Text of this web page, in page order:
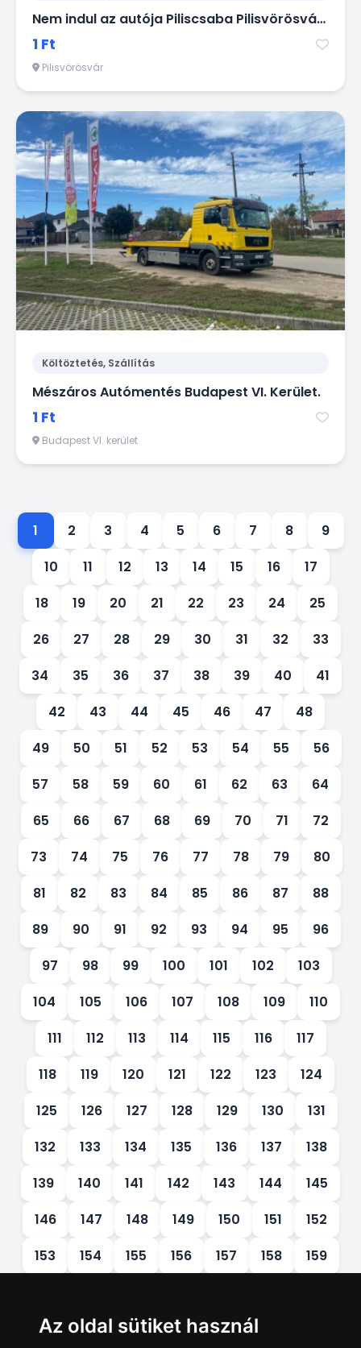
Az oldal sütiket használ
Nem indul az autója Piliscsaba Pilisvörösvár Pilisszentiván környékén? Segítünk.
1 Ft
Pilisvörösvár
Költöztetés, Szállítás
Mészáros Autómentés Budapest VI. Kerület.
1 Ft
Budapest VI. kerület
1 2 3 4 5 6 7 8
9
10
11 12 13 14 15 16
17
18
19 20 21 22 23 24
25
26
27 28 29 30 31 32
33
34
35 36 37 38 39 40
41
42
43 44 45 46 47
48
49
50 51 52 53 54 55
56
57
58 59 60 61 62 63
64
65
66 67 68 69 70 71
72
73
74 75 76 77 78 79
80
81
82 83 84 85 86 87
88
89
90 91 92 93 94 95
96
97
98 99 100 101 102
103
104
105 106 107 108 109
110
111
112 113 114 115 116
117
118
119 120 121 122 123
124
125
126 127 128 129 130
131
132
133 134 135 136 137
138
139
140 141 142 143 144
145
146
147 148 149 150 151
152
153
154 155 156 157 158
159
167
168 169 170 171